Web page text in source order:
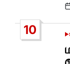
10